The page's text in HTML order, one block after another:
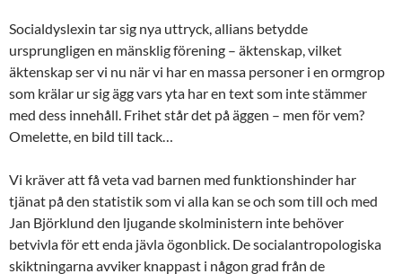
Socialdyslexin tar sig nya uttryck, allians betydde
ursprungligen en mänsklig förening – äktenskap, vilket
äktenskap ser vi nu när vi har en massa personer i en ormgrop
som krälar ur sig ägg vars yta har en text som inte stämmer
med dess innehåll. Frihet står det på äggen – men för vem?
Omelette, en bild till tack…
Vi kräver att få veta vad barnen med funktionshinder har
tjänat på den statistik som vi alla kan se och som till och med
Jan Björklund den ljugande skolministern inte behöver
betvivla för ett enda jävla ögonblick. De socialantropologiska
skiktningarna avviker knappast i någon grad från de